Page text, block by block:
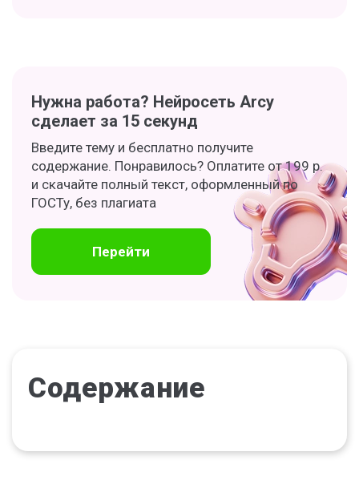
Нужна работа? Нейросеть Arcy
сделает за 15 секунд
Введите тему и бесплатно получите
содержание. Понравилось? Оплатите от 199 р.
и скачайте полный текст, оформленный по
ГОСТу, без плагиата
Перейти
Содержание